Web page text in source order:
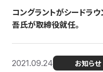
コングラントがシードラ
吾氏が取締役就任。
2021.09.24 お知らせ